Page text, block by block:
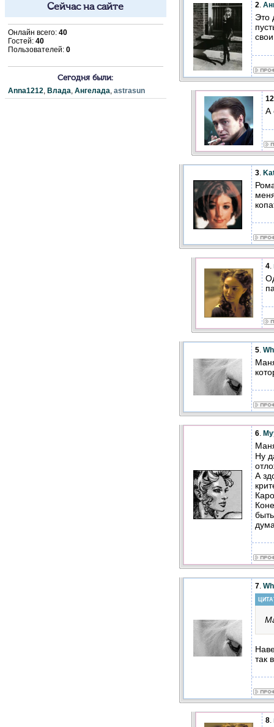
Сейчас на сайте
Онлайн всего: 40
Гостей: 40
Пользователей: 0
Сегодня были:
Anna1212, Влада, Ангелада, astrasun
2.
Это
12
А
3.
4.
5.
6.
Ну
А
7.
так
8.